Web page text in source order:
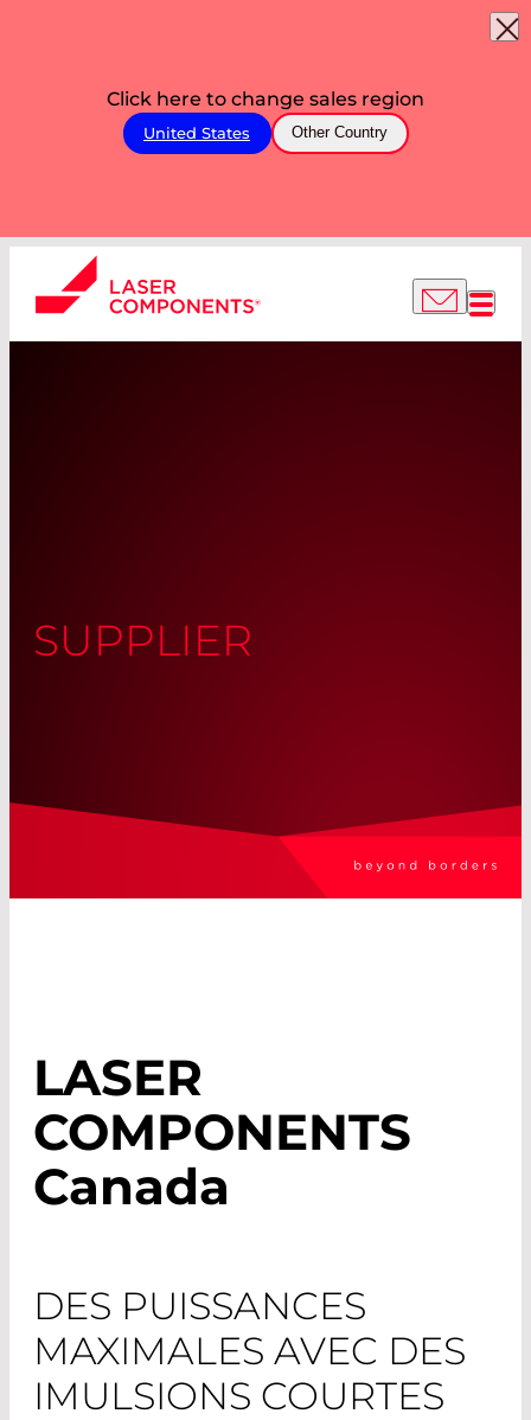
Click here to change sales region
United States Other Country
SUPPLIER
LASER
COMPONENTS
Canada
DES PUISSANCES
MAXIMALES AVEC DES
IMULSIONS COURTES